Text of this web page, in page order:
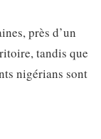
près d’un
tandis que
nigérians sont